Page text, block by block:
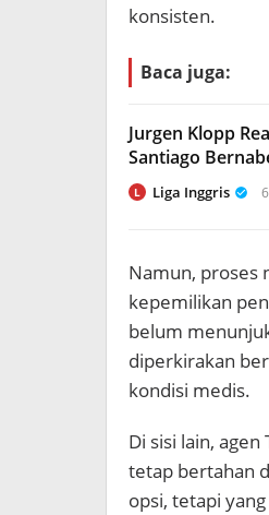
konsisten.
Baca juga:
Jurgen Klopp
Santiago
L Liga Inggris
Namun, proses
kepemilikan
belum
diperkirakan
kondisi medis.
Di sisi lain,
tetap bertahan
opsi, tetapi